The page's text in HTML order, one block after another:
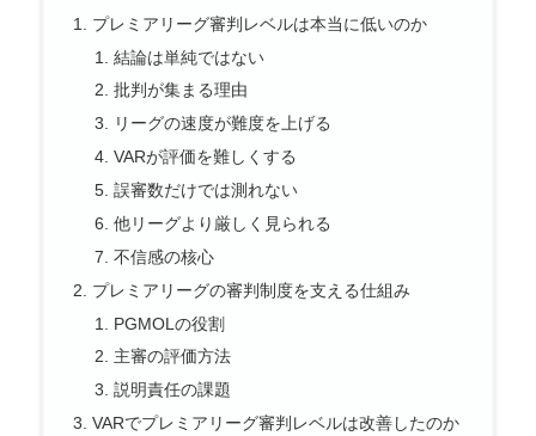
プレミアリーグ審判レベルは本当に低いのか
結論は単純ではない
批判が集まる理由
リーグの速度が難度を上げる
VARが評価を難しくする
誤審数だけでは測れない
他リーグより厳しく見られる
不信感の核心
プレミアリーグの審判制度を支える仕組み
PGMOLの役割
主審の評価方法
説明責任の課題
VARでプレミアリーグ審判レベルは改善したのか